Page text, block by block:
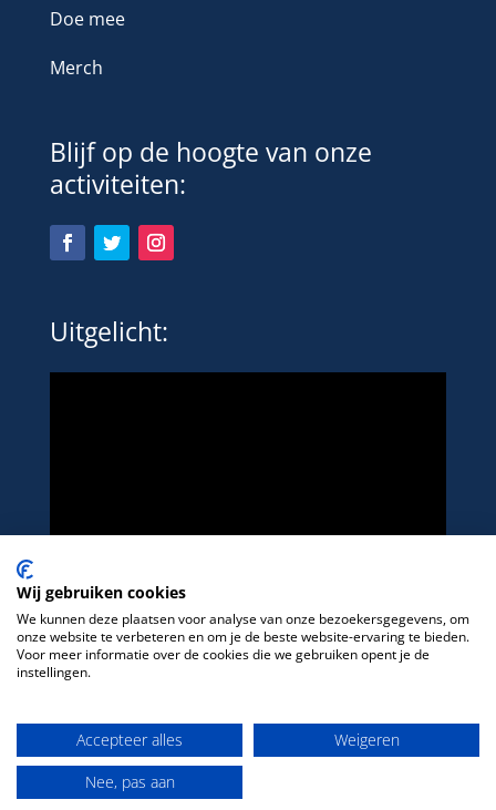
Doe mee
Merch
Blijf op de hoogte van onze
activiteiten:
Uitgelicht:
Wij gebruiken cookies
We kunnen deze plaatsen voor analyse van onze bezoekersgegevens, om
onze website te verbeteren en om je de beste website-ervaring te bieden.
Voor meer informatie over de cookies die we gebruiken opent je de
instellingen.
Accepteer alles
Weigeren
Nee, pas aan